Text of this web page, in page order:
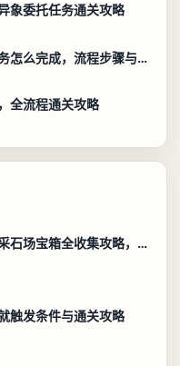
象委托任务通关攻略
异环异象委托唤孤归任务怎么完成，流程步骤与位置攻略
全流程通关攻略
明日方舟终末地阿伯莉采石场宝箱全收集攻略，全点位分布图与路线
触发条件与通关攻略